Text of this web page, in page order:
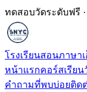
ทดสอบวัดระดับฟรี
โรงเรียนสอนภาษา
หน้าแรกคอร์สเรียน
คำถามที่พบบ่อยติด